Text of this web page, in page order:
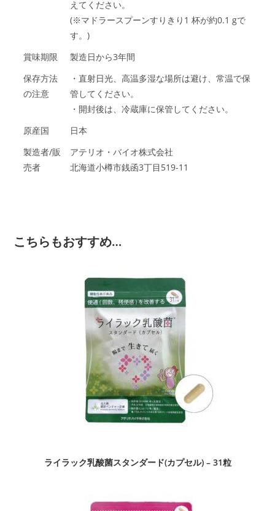
えてください。
(※マドラースプーンすりきり1 杯が約0.1 gで
す。)
賞味期限
製造日から3年間
保存方法
の注意
・直射日光、高温多湿な場所は避け、常温で保
管してください。
・開封後は、冷蔵庫に保管してください。
原産国
日本
製造者/販
売者
アテリオ・バイオ株式会社
北海道小樽市銭函3丁目519-11
こちらもおすすめ…
ライラック乳酸菌スタンダード(カプセル) – 31粒